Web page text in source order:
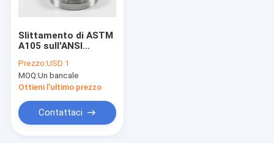
Slittamento di ASTM
A105 sull'ANSI
24" classe 150lb -
2500lb/Sq.In rf delle
flange
Prezzo:USD 1
MOQ:Un bancale
Ottieni l'ultimo prezzo
Contattaci